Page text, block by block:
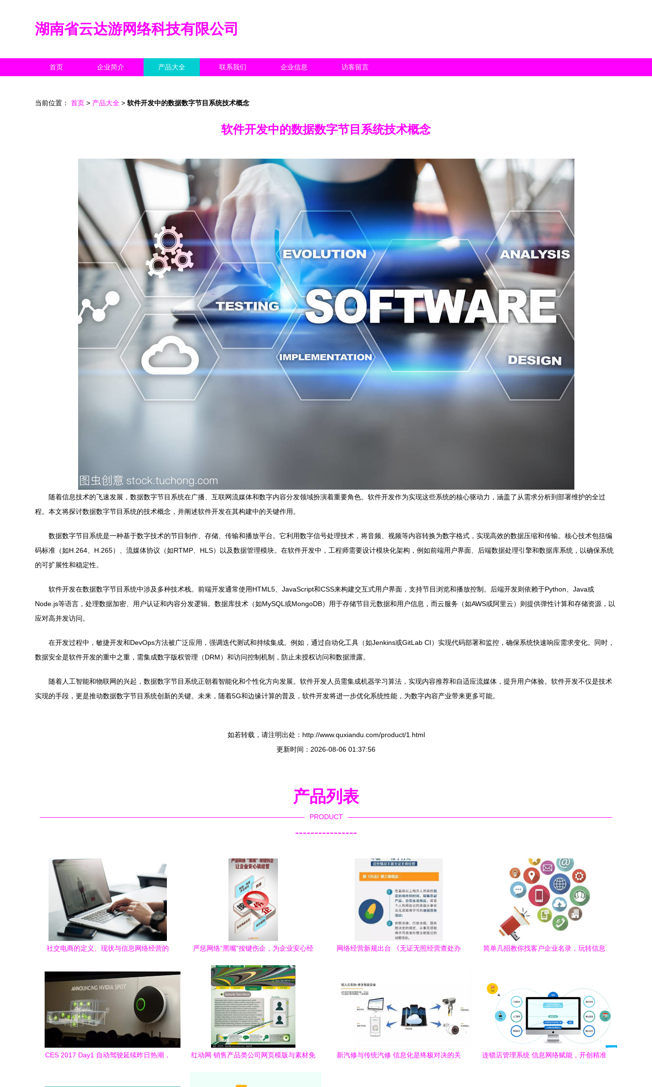
湖南省云达游网络科技有限公司
首页 企业简介 产品大全 联系我们 企业信息 访客留言
当前位置： 首页 > 产品大全 > 软件开发中的数据数字节目系统技术概念
软件开发中的数据数字节目系统技术概念
随着信息技术的飞速发展，数据数字节目系统在广播、互联网流媒体和数字内容分发领域扮演着重要角色。软件开发作为实现这些系统的核心驱动力，涵盖了从需求分析到部署维护的全过
程。本文将探讨数据数字节目系统的技术概念，并阐述软件开发在其构建中的关键作用。
数据数字节目系统是一种基于数字技术的节目制作、存储、传输和播放平台。它利用数字信号处理技术，将音频、视频等内容转换为数字格式，实现高效的数据压缩和传输。核心技术包括编
码标准（如H.264、H.265）、流媒体协议（如RTMP、HLS）以及数据管理模块。在软件开发中，工程师需要设计模块化架构，例如前端用户界面、后端数据处理引擎和数据库系统，以确保系统
的可扩展性和稳定性。
软件开发在数据数字节目系统中涉及多种技术栈。前端开发通常使用HTML5、JavaScript和CSS来构建交互式用户界面，支持节目浏览和播放控制。后端开发则依赖于Python、Java或
Node.js等语言，处理数据加密、用户认证和内容分发逻辑。数据库技术（如MySQL或MongoDB）用于存储节目元数据和用户信息，而云服务（如AWS或阿里云）则提供弹性计算和存储资源，以
应对高并发访问。
在开发过程中，敏捷开发和DevOps方法被广泛应用，强调迭代测试和持续集成。例如，通过自动化工具（如Jenkins或GitLab CI）实现代码部署和监控，确保系统快速响应需求变化。同时，
数据安全是软件开发的重中之重，需集成数字版权管理（DRM）和访问控制机制，防止未授权访问和数据泄露。
随着人工智能和物联网的兴起，数据数字节目系统正朝着智能化和个性化方向发展。软件开发人员需集成机器学习算法，实现内容推荐和自适应流媒体，提升用户体验。软件开发不仅是技术
实现的手段，更是推动数据数字节目系统创新的关键。未来，随着5G和边缘计算的普及，软件开发将进一步优化系统性能，为数字内容产业带来更多可能。
如若转载，请注明出处：http://www.quxiandu.com/product/1.html
更新时间：2026-08-06 01:37:56
产品列表
PRODUCT
----------------
社交电商的定义、现状与信息网络经营的
严惩网络“黑嘴”按键伤企，为企业安心经
网络经营新规出台 《无证无照经营查处办
简单几招教你找客户企业名录，玩转信息
CES 2017 Day1 自动驾驶延续昨日热潮，
红动网 销售产品类公司网页模版与素材免
经营
新汽修与传统汽修 信息化是终极对决的关
连锁店管理系统 信息网络赋能，开创精准